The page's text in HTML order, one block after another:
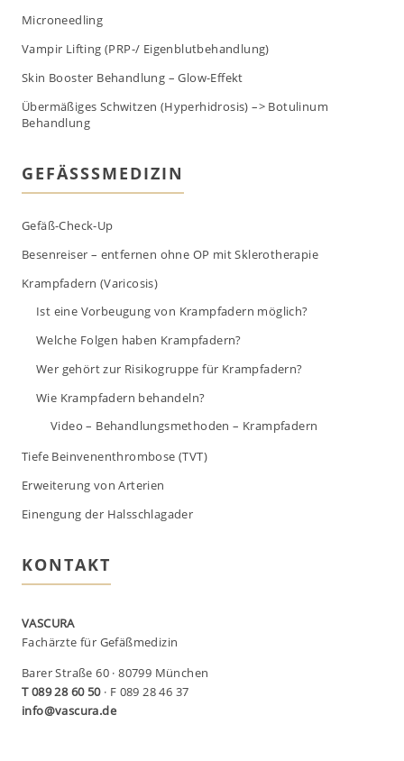
Microneedling
Vampir Lifting (PRP-/ Eigenblutbehandlung)
Skin Booster Behandlung – Glow-Effekt
Übermäßiges Schwitzen (Hyperhidrosis) –> Botulinum
Behandlung
GEFÄSSSMEDIZIN
Gefäß-Check-Up
Besenreiser – entfernen ohne OP mit Sklerotherapie
Krampfadern (Varicosis)
Ist eine Vorbeugung von Krampfadern möglich?
Welche Folgen haben Krampfadern?
Wer gehört zur Risikogruppe für Krampfadern?
Wie Krampfadern behandeln?
Video – Behandlungsmethoden – Krampfadern
Tiefe Beinvenenthrombose (TVT)
Erweiterung von Arterien
Einengung der Halsschlagader
KONTAKT
VASCURA
Fachärzte für Gefäßmedizin
Barer Straße 60 · 80799 München
T 089 28 60 50· F 089 28 46 37
info@vascura.de